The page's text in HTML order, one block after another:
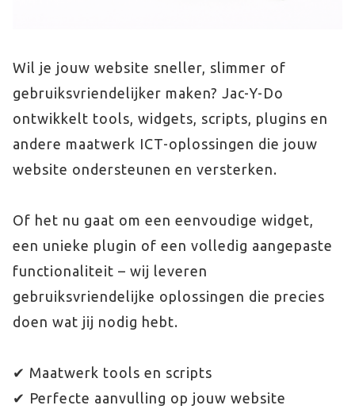
Wil je jouw website sneller, slimmer of
gebruiksvriendelijker maken? Jac-Y-Do
ontwikkelt tools, widgets, scripts, plugins en
andere maatwerk ICT-oplossingen die jouw
website ondersteunen en versterken.
Of het nu gaat om een eenvoudige widget,
een unieke plugin of een volledig aangepaste
functionaliteit – wij leveren
gebruiksvriendelijke oplossingen die precies
doen wat jij nodig hebt.
✔ Maatwerk tools en scripts
✔ Perfecte aanvulling op jouw website